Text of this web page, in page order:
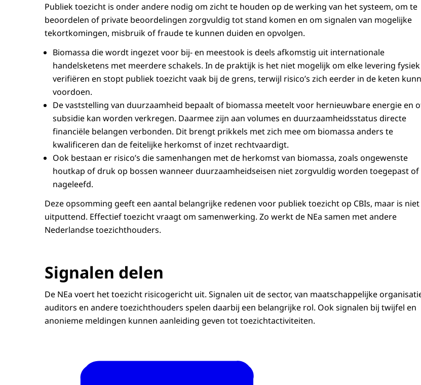
Publiek toezicht is onder andere nodig om zicht te houden op de werking van het systeem, om te
beoordelen of private beoordelingen zorgvuldig tot stand komen en om signalen van mogelijke
tekortkomingen, misbruik of fraude te kunnen duiden en opvolgen.
Biomassa die wordt ingezet voor bij- en meestook is deels afkomstig uit internationale
handelsketens met meerdere schakels. In de praktijk is het niet mogelijk om elke levering
verifiëren en stopt publiek toezicht vaak bij de grens, terwijl risico’s zich eerder in de keten
voordoen.
De vaststelling van duurzaamheid bepaalt of biomassa meetelt voor hernieuwbare energie en
subsidie kan worden verkregen. Daarmee zijn aan volumes en duurzaamheidsstatus directe
financiële belangen verbonden. Dit brengt prikkels met zich mee om biomassa anders te
kwalificeren dan de feitelijke herkomst of inzet rechtvaardigt.
Ook bestaan er risico’s die samenhangen met de herkomst van biomassa, zoals ongewenste
houtkap of druk op bossen wanneer duurzaamheidseisen niet zorgvuldig worden toegepast of
nageleefd.
Deze opsomming geeft een aantal belangrijke redenen voor publiek toezicht op CBIs, maar is niet
uitputtend. Effectief toezicht vraagt om samenwerking. Zo werkt de NEa samen met andere
Nederlandse toezichthouders.
Signalen delen
De NEa voert het toezicht risicogericht uit. Signalen uit de sector, van maatschappelijke
auditors en andere toezichthouders spelen daarbij een belangrijke rol. Ook signalen bij twijfel en
anonieme meldingen kunnen aanleiding geven tot toezichtactiviteiten.